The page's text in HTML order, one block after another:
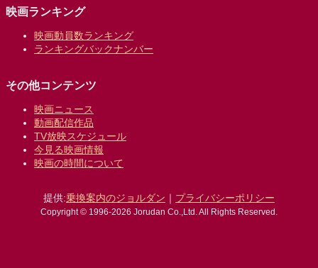
映画ランキング
映画動員数ランキング
ランキングバックナンバー
その他コンテンツ
映画ニュース
動画配信作品
TV放映スケジュール
今見る映画情報
映画の時間について
提供:乗換案内のジョルダン ｜ プライバシーポリシー
Copyright © 1996-2026 Jorudan Co.,Ltd. All Rights Reserved.